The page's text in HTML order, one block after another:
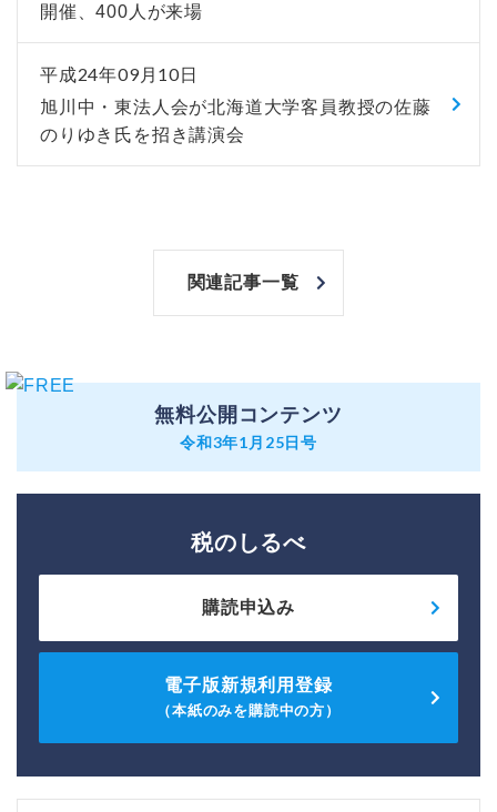
開催、400人が来場
平成24年09月10日
旭川中・東法人会が北海道大学客員教授の佐藤
のりゆき氏を招き講演会
関連記事一覧
無料公開コンテンツ
令和3年1月25日号
税のしるべ
購読申込み
電子版新規利用登録
（本紙のみを購読中の方）